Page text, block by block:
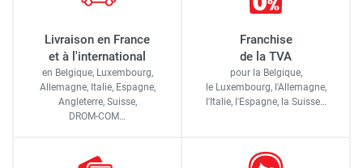
Livraison en France
et à l'international
en Belgique, Luxembourg,
Allemagne, Italie, Espagne,
Angleterre, Suisse,
DROM-COM…
Franchise
de la TVA
pour la Belgique,
le Luxembourg, l'Allemagne,
l'Italie, l'Espagne, la Suisse…